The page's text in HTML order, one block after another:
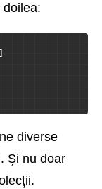
diverse
Și nu doar